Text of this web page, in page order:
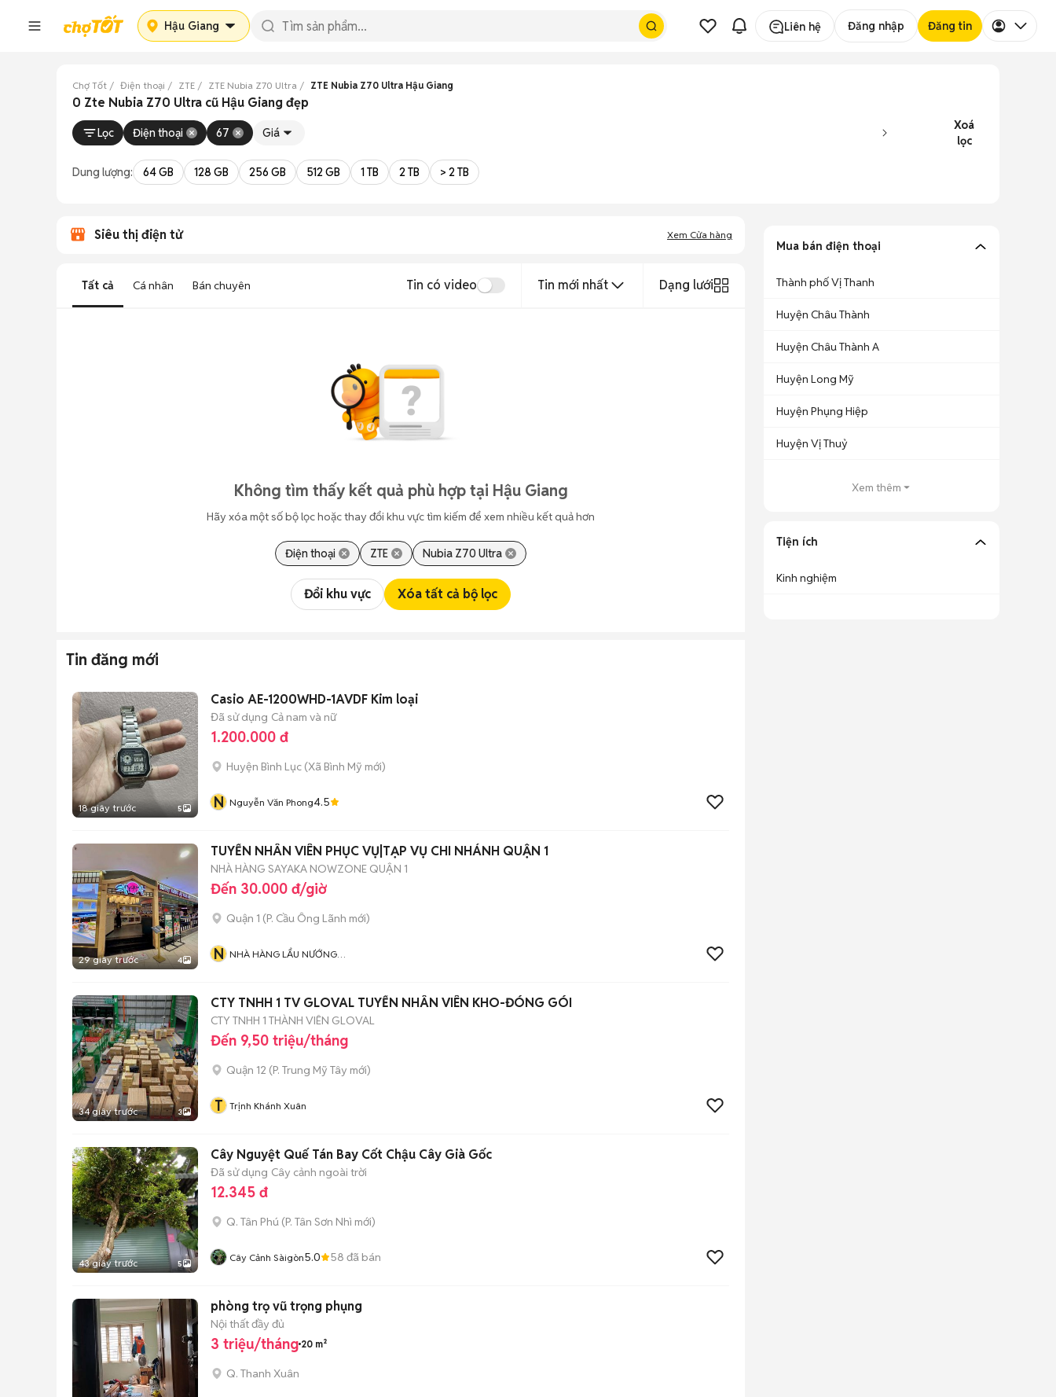
Hậu Giang Liên hệ Đăng nhập Đăng tin
Chợ Tốt Điện thoại ZTE ZTE Nubia Z70 Ultra ZTE Nubia Z70 Ultra Hậu Giang
0 Zte Nubia Z70 Ultra cũ Hậu Giang đẹp
Lọc Điện thoại 67 Giá
Xoá
lọc
Dung lượng: 64 GB 128 GB 256 GB 512 GB 1 TB 2 TB > 2 TB
Siêu thị điện tử Xem Cửa hàng
Tất cả Cá nhân Bán chuyên Tin có video Tin mới nhất Dạng lưới
Không tìm thấy kết quả phù hợp tại Hậu Giang
Hãy xóa một số bộ lọc hoặc thay đổi khu vực tìm kiếm để xem nhiều kết quả hơn
Điện thoại ZTE Nubia Z70 Ultra
Đổi khu vực Xóa tất cả bộ lọc
Tin đăng mới
18 giây trước 5
Casio AE-1200WHD-1AVDF Kim loại
Đã sử dụng Cả nam và nữ
1.200.000 đ
Huyện Bình Lục (Xã Bình Mỹ mới)
N Nguyễn Văn Phong4.5
29 giây trước 4
TUYỂN NHÂN VIÊN PHỤC VỤ|TẠP VỤ CHI NHÁNH QUẬN 1
NHÀ HÀNG SAYAKA NOWZONE QUẬN 1
Đến 30.000 đ/giờ
Quận 1 (P. Cầu Ông Lãnh mới)
N NHÀ HÀNG LẨU NƯỚNG
34 giây trước 3
CTY TNHH 1 TV GLOVAL TUYỂN NHÂN VIÊN KHO-ĐÓNG GÓI
CTY TNHH 1 THÀNH VIÊN GLOVAL
Đến 9,50 triệu/tháng
Quận 12 (P. Trung Mỹ Tây mới)
T Trịnh Khánh Xuân
43 giây trước 5
Cây Nguyệt Quế Tán Bay Cốt Chậu Cây Già Gốc
Đã sử dụng Cây cảnh ngoài trời
12.345 đ
Q. Tân Phú (P. Tân Sơn Nhì mới)
Cây Cảnh Sàigòn5.0 58 đã bán
phòng trọ vũ trọng phụng
Nội thất đầy đủ
3 triệu/tháng 20 m²
Q. Thanh Xuân
Mua bán điện thoại
Thành phố Vị Thanh
Huyện Châu Thành
Huyện Châu Thành A
Huyện Long Mỹ
Huyện Phụng Hiệp
Huyện Vị Thuỷ
Xem thêm
Tiện ích
Kinh nghiệm